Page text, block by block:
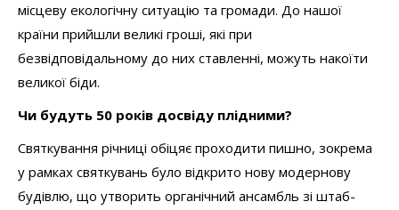
місцеву екологічну ситуацію та громади. До нашої
країни прийшли великі гроші, які при
безвідповідальному до них ставленні, можуть накоїти
великої біди.
Чи будуть 50 років досвіду плідними?
Святкування річниці обіцяє проходити пишно, зокрема
у рамках святкувань було відкрито нову модернову
будівлю, що утворить органічний ансамбль зі штаб-